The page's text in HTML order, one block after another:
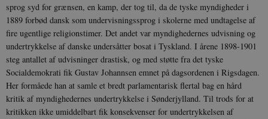
sprog syd for grænsen, en kamp, der tog til, da de tyske myndigheder i
1889 forbød dansk som undervisningssprog i skolerne med undtagelse af
fire ugentlige religionstimer. Det andet var myndighedernes udvisning og
undertrykkelse af danske undersåtter bosat i Tyskland. I årene 1898-1901
steg antallet af udvisninger drastisk, og med støtte fra det tyske
Socialdemokrati fik Gustav Johannsen emnet på dagsordenen i Rigsdagen.
Her formåede han at samle et bredt parlamentarisk flertal bag en hård
kritik af myndighedernes undertrykkelse i Sønderjylland. Til trods for at
kritikken ikke umiddelbart fik konsekvenser for undertrykkelsen af